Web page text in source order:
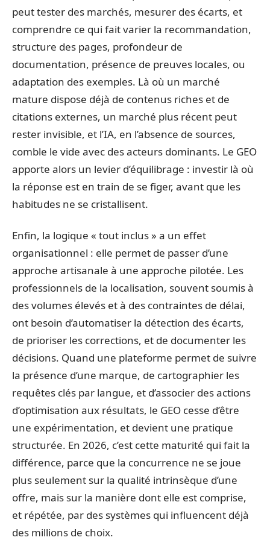
peut tester des marchés, mesurer des écarts, et
comprendre ce qui fait varier la recommandation,
structure des pages, profondeur de
documentation, présence de preuves locales, ou
adaptation des exemples. Là où un marché
mature dispose déjà de contenus riches et de
citations externes, un marché plus récent peut
rester invisible, et l’IA, en l’absence de sources,
comble le vide avec des acteurs dominants. Le GEO
apporte alors un levier d’équilibrage : investir là où
la réponse est en train de se figer, avant que les
habitudes ne se cristallisent.
Enfin, la logique « tout inclus » a un effet
organisationnel : elle permet de passer d’une
approche artisanale à une approche pilotée. Les
professionnels de la localisation, souvent soumis à
des volumes élevés et à des contraintes de délai,
ont besoin d’automatiser la détection des écarts,
de prioriser les corrections, et de documenter les
décisions. Quand une plateforme permet de suivre
la présence d’une marque, de cartographier les
requêtes clés par langue, et d’associer des actions
d’optimisation aux résultats, le GEO cesse d’être
une expérimentation, et devient une pratique
structurée. En 2026, c’est cette maturité qui fait la
différence, parce que la concurrence ne se joue
plus seulement sur la qualité intrinsèque d’une
offre, mais sur la manière dont elle est comprise,
et répétée, par des systèmes qui influencent déjà
des millions de choix.